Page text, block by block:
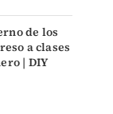
de los
a clases
| DIY